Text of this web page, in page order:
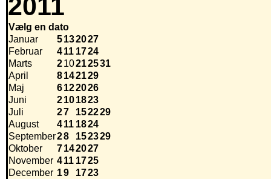
2011
Vælg en dato
Januar
5132027
Februar
411 1724
Marts
210212531
April
8142129
Maj
6122026
Juni
2101823
Juli
27 152229
August
411 1824
September28 152329
Oktober
7142027
November 411 1725
December 19 1723